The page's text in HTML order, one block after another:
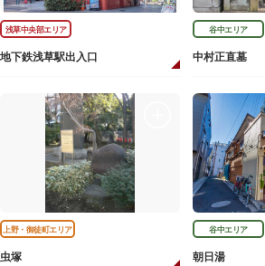
浅草中央部エリア
地下鉄浅草駅出入口
谷中エリア
中村正直墓
上野・御徒町エリア
虫塚
谷中エリア
朝日湯